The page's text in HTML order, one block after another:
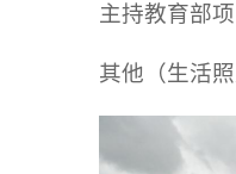
主持教育部
其他（生活